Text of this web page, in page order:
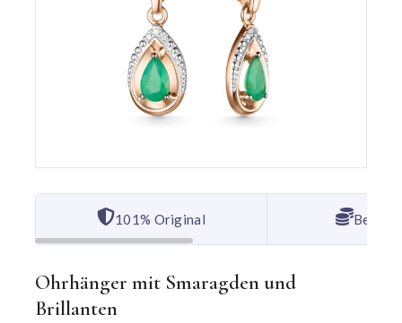
101% Original Bester
Ohrhänger mit Smaragden und
Brillanten